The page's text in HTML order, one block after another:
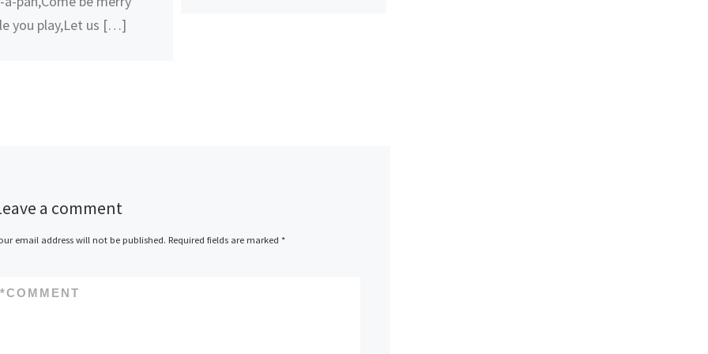
you play,Let us […]
a comment
email address will not be published. Required fields are marked *
COMMENT
*